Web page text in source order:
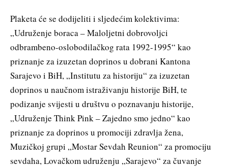
Plaketa će se dodijeliti i sljedećim kolektivima:
„Udruženje boraca – Maloljetni dobrovoljci
odbrambeno-oslobodilačkog rata 1992-1995“ kao
priznanje za izuzetan doprinos u dobrani Kantona
Sarajevo i BiH, „Institutu za historiju“ za izuzetan
doprinos u naučnom istraživanju historije BiH, te
podizanje svijesti u društvu o poznavanju historije,
„Udruženje Think Pink – Zajedno smo jedno“ kao
priznanje za doprinos u promociji zdravlja žena,
Muzičkoj grupi „Mostar Sevdah Reunion“ za promociju
sevdaha, Lovačkom udruženju „Sarajevo“ za čuvanje